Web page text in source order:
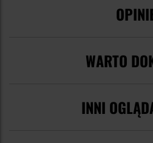
WARTO
INNI